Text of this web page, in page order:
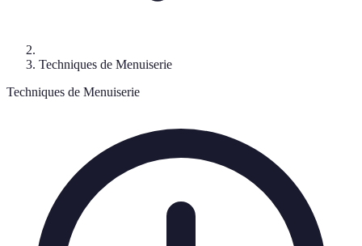
Techniques de Menuiserie
Techniques de Menuiserie